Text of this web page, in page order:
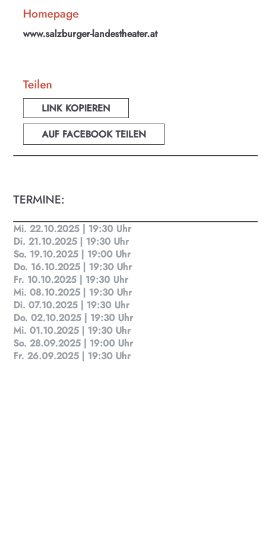
Homepage
www.salzburger-landestheater.at
Teilen
LINK KOPIEREN
AUF FACEBOOK TEILEN
TERMINE:
Mi. 22.10.2025 | 19:30 Uhr
Di. 21.10.2025 | 19:30 Uhr
So. 19.10.2025 | 19:00 Uhr
Do. 16.10.2025 | 19:30 Uhr
Fr. 10.10.2025 | 19:30 Uhr
Mi. 08.10.2025 | 19:30 Uhr
Di. 07.10.2025 | 19:30 Uhr
Do. 02.10.2025 | 19:30 Uhr
Mi. 01.10.2025 | 19:30 Uhr
So. 28.09.2025 | 19:00 Uhr
Fr. 26.09.2025 | 19:30 Uhr
Kultur in Salzburg auf einen Blick
Finde täglich bis zu 50 Veranstaltungen in Stadt
und Land Salzburg. Ob Kino, Theater, Literatur
oder Musik bei uns findest du Kultur-Programm